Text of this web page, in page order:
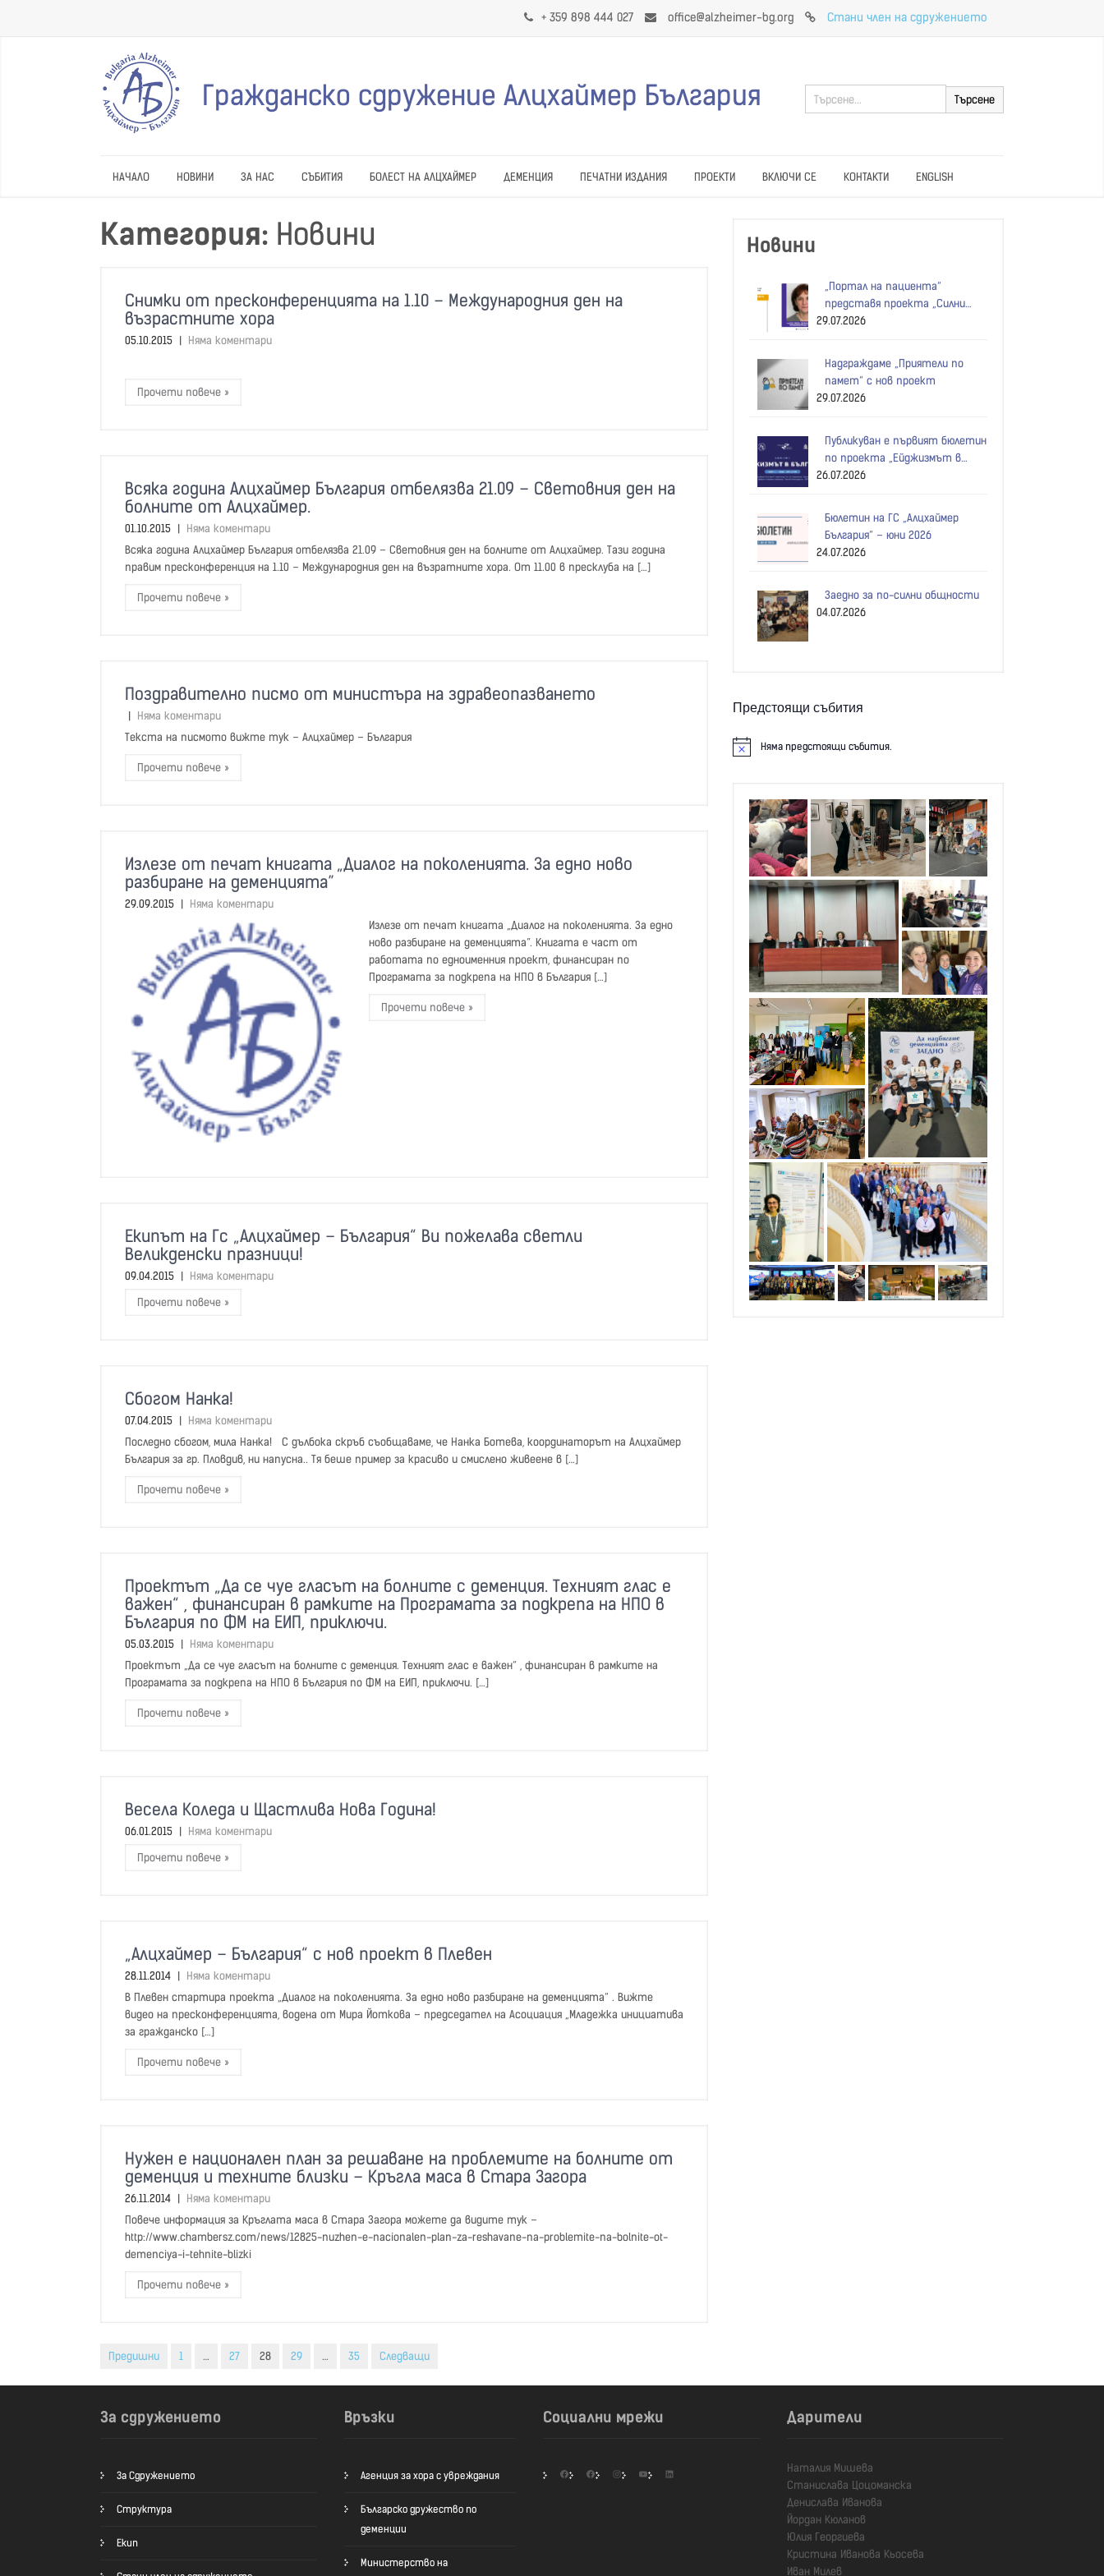
+ 359 898 444 027 office@alzheimer-bg.org Стани член на сдружението
Гражданско сдружение Алцхаймер България
НАЧАЛО НОВИНИ ЗА НАС СЪБИТИЯ БОЛЕСТ НА АЛЦХАЙМЕР ДЕМЕНЦИЯ ПЕЧАТНИ ИЗДАНИЯ ПРОЕКТИ ВКЛЮЧИ СЕ КОНТАКТИ ENGLISH
Категория: Новини
Снимки от пресконференцията на 1.10 – Международния ден на
възрастните хора
05.10.2015 Няма коментари
Прочети повече »
Всяка година Алцхаймер България отбелязва 21.09 – Световния ден на
болните от Алцхаймер.
01.10.2015
Няма коментари
Всяка година Алцхаймер България отбелязва 21.09 – Световния ден на болните от Алцхаймер. Тази година
правим пресконференция на 1.10 – Международния ден на възратните хора. От 11.00 в пресклуба на […]
Прочети повече »
Поздравително писмо от министъра на здравеопазването
Няма коментари
Текста на писмото вижте тук – Алцхаймер – България
Прочети повече »
Излезе от печат книгата „Диалог на поколенията. За едно ново
разбиране на деменцията”
29.09.2015
Няма коментари
Излезе от печат книгата „Диалог на поколенията. За едно
ново разбиране на деменцията”. Книгата е част от
работата по едноименния проект, финансиран по
Програмата за подкрепа на НПО в България […]
Прочети повече »
Екипът на Гс „Алцхаймер – България“ Ви пожелава светли
Великденски празници!
09.04.2015 Няма коментари
Прочети повече »
Сбогом Нанка!
07.04.2015
Няма коментари
Последно сбогом, мила Нанка! С дълбока скръб съобщаваме, че Нанка Ботева, координаторът на Алцхаймер
България за гр. Пловдив, ни напусна.. Тя беше пример за красиво и смислено живеене в […]
Прочети повече »
Проектът „Да се чуе гласът на болните с деменция. Техният глас е
важен“ , финансиран в рамките на Програмата за подкрепа на НПО в
България по ФМ на ЕИП, приключи.
05.03.2015
Няма коментари
Проектът „Да се чуе гласът на болните с деменция. Техният глас е важен“ , финансиран в рамките на
Програмата за подкрепа на НПО в България по ФМ на ЕИП, приключи. […]
Прочети повече »
Весела Коледа и Щастлива Нова Година!
06.01.2015 Няма коментари
Прочети повече »
„Алцхаймер – България“ с нов проект в Плевен
28.11.2014
Няма коментари
В Плевен стартира проекта „Диалог на поколенията. За едно ново разбиране на деменцията“ . Вижте
видео на пресконференцията, водена от Мира Йоткова – председател на Асоциация „Младежка инициатива
за гражданско […]
Прочети повече »
Нужен е национален план за решаване на проблемите на болните от
деменция и техните близки – Кръгла маса в Стара Загора
26.11.2014
Няма коментари
Повече информация за Кръглата маса в Стара Загора можете да видите тук –
http://www.chambersz.com/news/12825-nuzhen-e-nacionalen-plan-za-reshavane-na-problemite-na-bolnite-ot-
demenciya-i-tehnite-blizki
Прочети повече »
Разделяне
на
публикациите
страници
Предишни 1 … 27 28 29 … 35 Следващи
Новини
„Портал на пациента“
представя проекта „Силни
общности без възрастови
29.07.2026
Надграждаме „Приятели по
памет“ с нов проект
29.07.2026
Публикуван е първият бюлетин
по проекта „Ейджизмът в
България“!
26.07.2026
Бюлетин на ГС „Алцхаймер
България“ – юни 2026
24.07.2026
Заедно за по-силни общности
04.07.2026
Предстоящи събития
Няма предстоящи събития.
За сдружението
За Сдружението
Структура
Екип
Връзки
Агенция за хора с увреждания
Българско дружество по
деменции
Министерство на
Социални мрежи
FacebookFacebookInstagramYouTube
Дарители
Наталия Мишева
Станислава Цоцоманска
Денислава Иванова
Йордан Кюланов
Юлия Георгиева
Кристина Иванова Кьосева
Иван Милев